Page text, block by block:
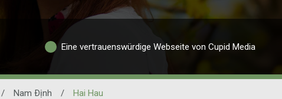
Eine vertrauenswürdige Webseite von Cupid Media
/ Nam Ðịnh / Hai Hau